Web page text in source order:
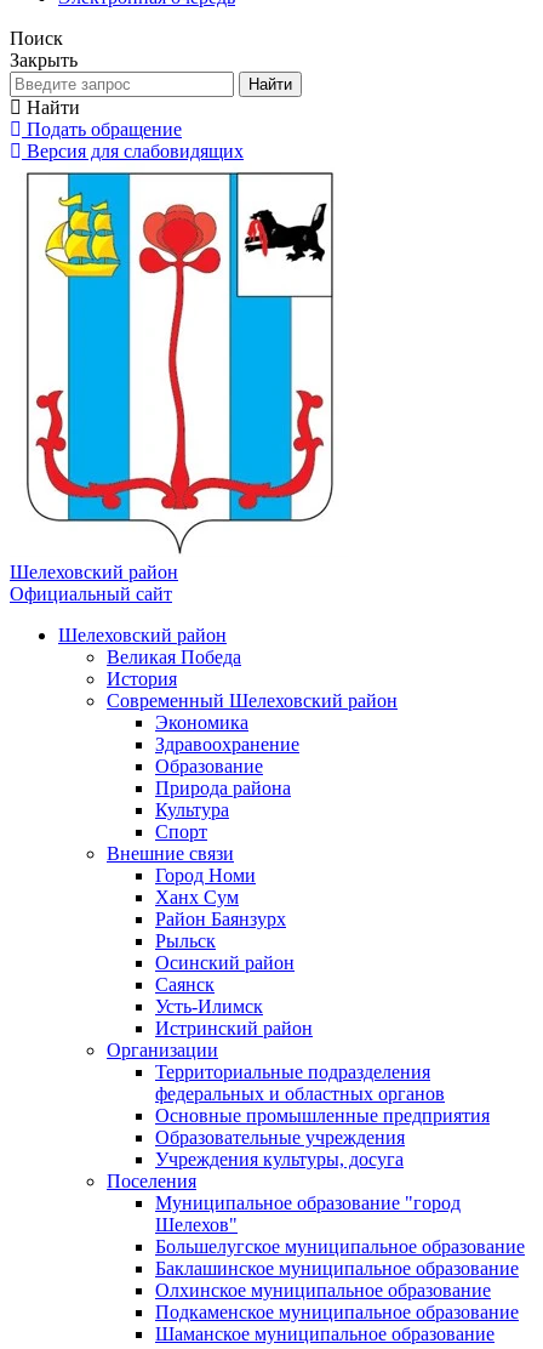
Поиск
Закрыть
Найти
Найти
Подать обращение
Версия для слабовидящих
Шелеховский район
Официальный сайт
Шелеховский район
Великая Победа
История
Современный Шелеховский район
Экономика
Здравоохранение
Образование
Природа района
Культура
Спорт
Внешние связи
Город Номи
Ханх Сум
Район Баянзурх
Рыльск
Осинский район
Саянск
Усть-Илимск
Истринский район
Организации
Территориальные подразделения
федеральных и областных органов
Основные промышленные предприятия
Образовательные учреждения
Учреждения культуры, досуга
Поселения
Муниципальное образование "город
Шелехов"
Большелугское муниципальное образование
Баклашинское муниципальное образование
Олхинское муниципальное образование
Подкаменское муниципальное образование
Шаманское муниципальное образование